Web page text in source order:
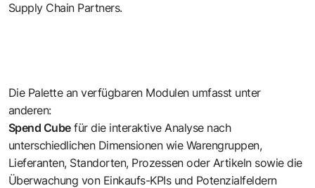
Supply Chain Partners.
Die Palette an verfügbaren Modulen umfasst unter
anderen:
Spend Cube für die interaktive Analyse nach
unterschiedlichen Dimensionen wie Warengruppen,
Lieferanten, Standorten, Prozessen oder Artikeln sowie die
Überwachung von Einkaufs-KPIs und Potenzialfeldern